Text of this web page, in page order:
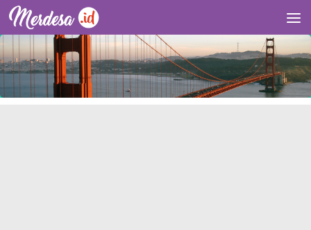
Skip to content